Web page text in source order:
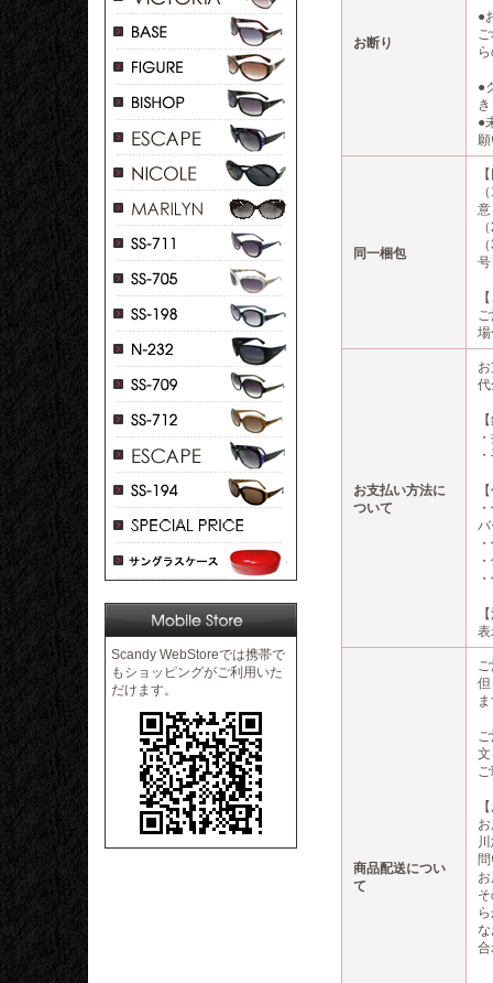
Scandy WebStoreでは携帯で
もショッピングがご利用いた
だけます。
お断り
●
●
●
同一梱包
お支払い方法に
ついて
商品配送につい
て